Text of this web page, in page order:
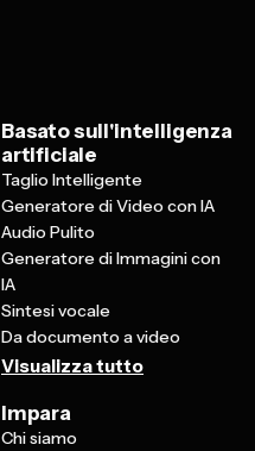
Basato sull'intelligenza
artificiale
Taglio Intelligente
Generatore di Video con IA
Audio Pulito
Generatore di Immagini con
IA
Sintesi vocale
Da documento a video
Visualizza tutto
Impara
Chi siamo